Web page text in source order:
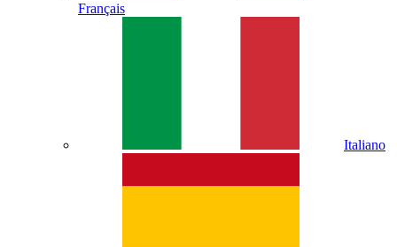
Français
Italiano